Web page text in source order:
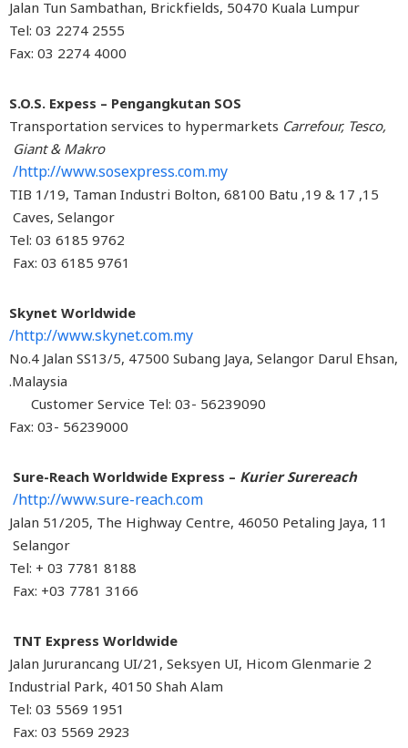
Jalan Tun Sambathan, Brickfields, 50470 Kuala Lumpur
Tel: 03 2274 2555
Fax: 03 2274 4000
S.O.S. Expess – Pengangkutan SOS
Transportation services to hypermarketsCarrefour,
Giant & Makro
http://www.sosexpress.com.my/
15, 17 & 19, TIB 1/19, Taman Industri Bolton, 68100 Batu
Caves, Selangor
Tel: 03 6185 9762
Fax: 03 6185 9761
Skynet Worldwide
http://www.skynet.com.my/
No.4 Jalan SS13/5, 47500 Subang Jaya, Selangor Darul
Malaysia.
Customer Service Tel: 03- 56239090
Fax: 03- 56239000
Sure-Reach Worldwide Express –Kurier Surereach
http://www.sure-reach.com/
11 Jalan 51/205, The Highway Centre, 46050 Petaling Jaya,
Selangor
Tel: + 03 7781 8188
Fax: +03 7781 3166
TNT Express Worldwide
2 Jalan Jururancang UI/21, Seksyen UI, Hicom Glenmarie
Industrial Park, 40150 Shah Alam
Tel: 03 5569 1951
Fax: 03 5569 2923